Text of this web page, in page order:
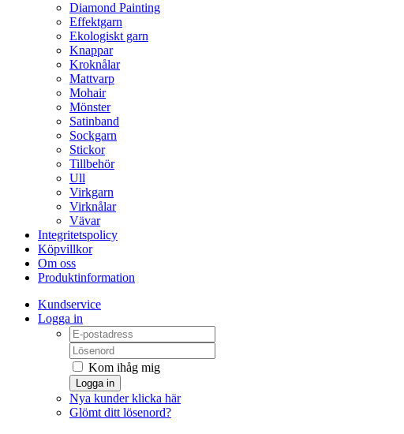
Diamond Painting
Effektgarn
Ekologiskt garn
Knappar
Kroknålar
Mattvarp
Mohair
Mönster
Satinband
Sockgarn
Stickor
Tillbehör
Ull
Virkgarn
Virknålar
Vävar
Integritetspolicy
Köpvillkor
Om oss
Produktinformation
Kundservice
Logga in
Kom ihåg mig
Logga in
Nya kunder klicka här
Glömt ditt lösenord?